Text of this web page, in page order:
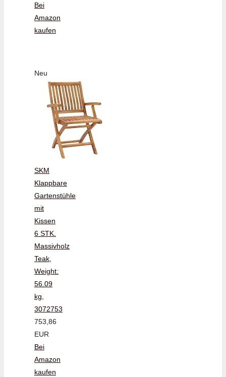
Bei
Amazon
kaufen
Neu
SKM
Klappbare
Gartenstühle
mit
Kissen
6 STK.
Massivholz
Teak,
Weight:
56.09
kg,
3072753
753,86
EUR
Bei
Amazon
kaufen